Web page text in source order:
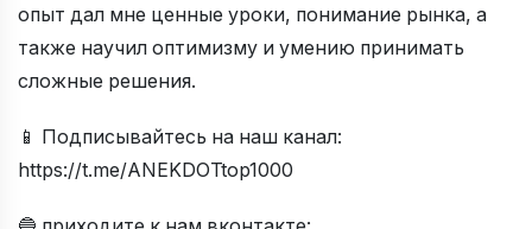
опыт дал мне ценные уроки, понимание рынка, а
также научил оптимизму и умению принимать
сложные решения.
📱 Подписывайтесь на наш канал:
https://t.me/ANEKDOTtop1000